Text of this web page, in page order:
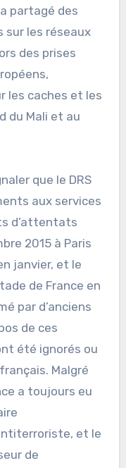
partagé des
sur les réseaux
des prises
les caches et les
du Mali et au
que le DRS
aux services
d’attentats
2015 à Paris
janvier, et le
de France en
par d’anciens
de ces
été ignorés ou
Malgré
a toujours eu
et le
de